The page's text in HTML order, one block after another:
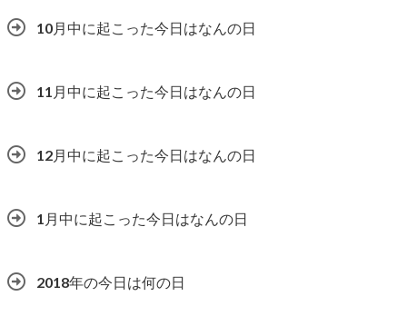
10月中に起こった今日はなんの日
11月中に起こった今日はなんの日
12月中に起こった今日はなんの日
1月中に起こった今日はなんの日
2018年の今日は何の日